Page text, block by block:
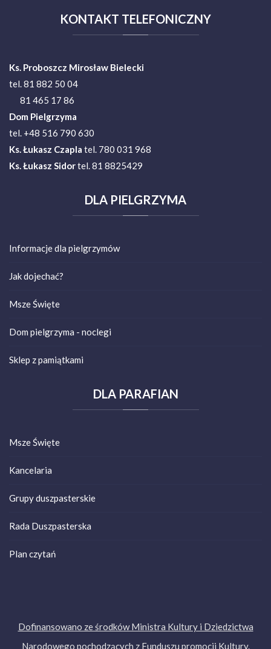
KONTAKT TELEFONICZNY
Ks. Proboszcz Mirosław Bielecki
tel. 81 882 50 04
81 465 17 86
Dom Pielgrzyma
tel. +48 516 790 630
Ks.Łukasz Czapla tel. 780 031 968
Ks. Łukasz Sidortel. 81 8825429
DLA PIELGRZYMA
Informacje dla pielgrzymów
Jak dojechać?
Msze Święte
Dom pielgrzyma - noclegi
Sklep z pamiątkami
DLAPARAFIAN
Msze Święte
Kancelaria
Grupy duszpasterskie
Rada Duszpasterska
Plan czytań
Dofinansowano ze środków Ministra Kultury i Dziedzictwa
Narodowego pochodzących z Funduszu promocji Kultury.